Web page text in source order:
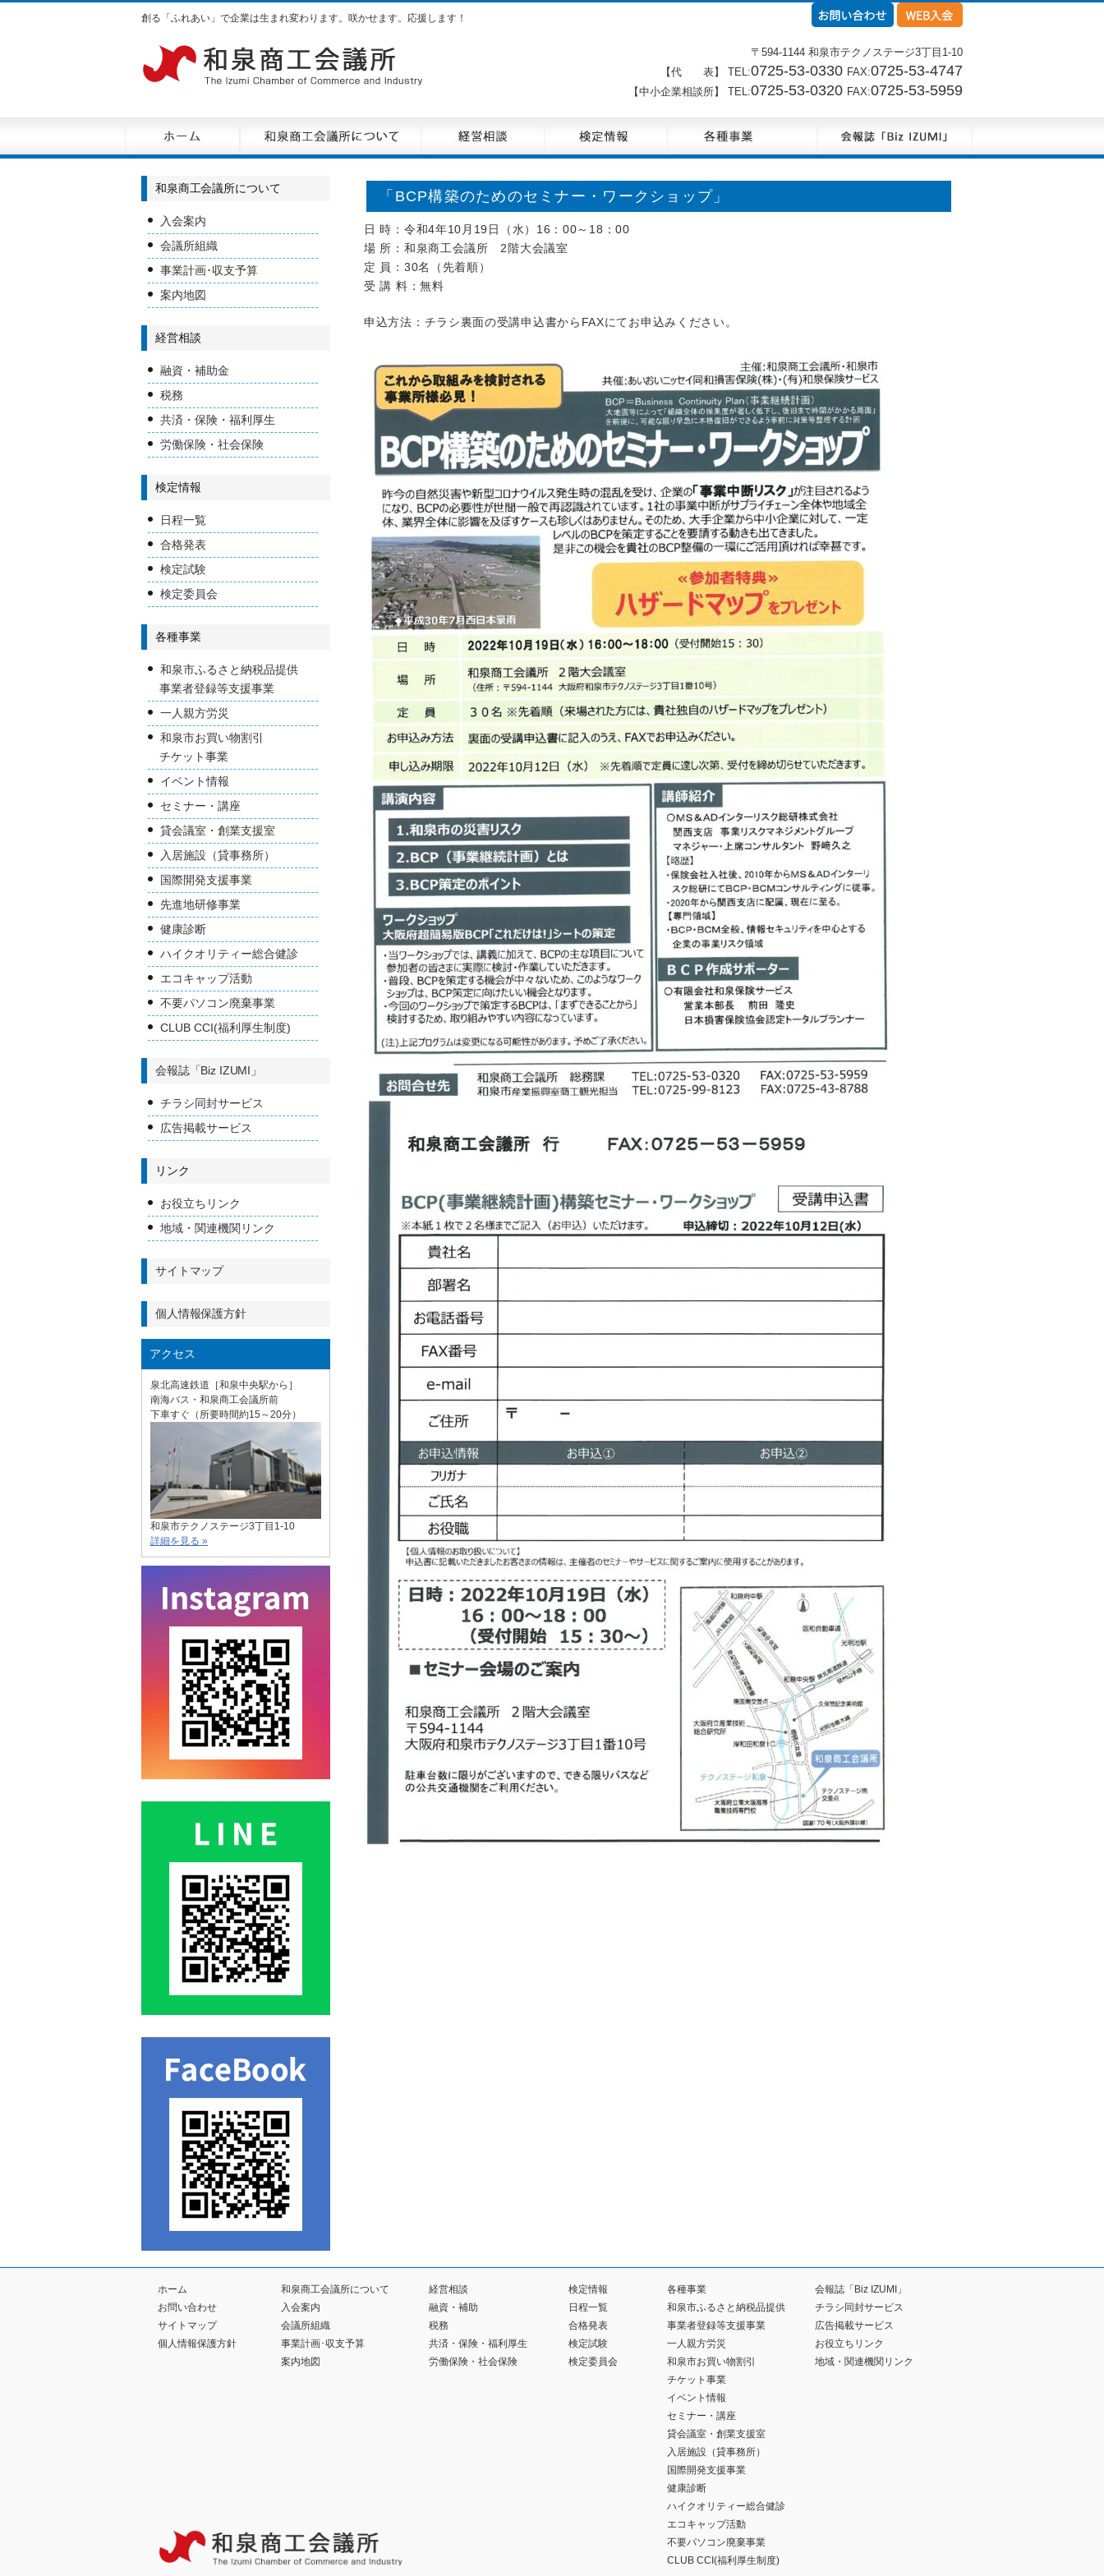
創る「ふれあい」で企業は生まれ変わります。咲かせます。応援します！
〒594-1144 和泉市テクノステージ3丁目1-10
【代 表】 TEL:0725-53-0330 FAX:0725-53-4747
【中小企業相談所】 TEL:0725-53-0320 FAX:0725-53-5959
「BCP構築のためのセミナー・ワークショップ」
日 時：令和4年10月19日（水）16：00～18：00
場 所：和泉商工会議所 2階大会議室
定 員：30名（先着順）
受 講 料：無料
申込方法：チラシ裏面の受講申込書からFAXにてお申込みください。
和泉商工会議所について
入会案内
会議所組織
事業計画･収支予算
案内地図
経営相談
融資・補助金
税務
共済・保険・福利厚生
労働保険・社会保険
検定情報
日程一覧
合格発表
検定試験
検定委員会
各種事業
和泉市ふるさと納税品提供
事業者登録等支援事業
一人親方労災
和泉市お買い物割引
チケット事業
イベント情報
セミナー・講座
貸会議室・創業支援室
入居施設（貸事務所）
国際開発支援事業
先進地研修事業
健康診断
ハイクオリティー総合健診
エコキャップ活動
不要パソコン廃棄事業
CLUB CCI(福利厚生制度)
会報誌「Biz IZUMI」
チラシ同封サービス
広告掲載サービス
リンク
お役立ちリンク
地域・関連機関リンク
サイトマップ
個人情報保護方針
アクセス
泉北高速鉄道［和泉中央駅から］
南海バス・和泉商工会議所前
下車すぐ（所要時間約15～20分）
和泉市テクノステージ3丁目1-10
詳細を見る »
ホーム
お問い合わせ
サイトマップ
個人情報保護方針
和泉商工会議所について
入会案内
会議所組織
事業計画･収支予算
案内地図
経営相談
融資・補助
税務
共済・保険・福利厚生
労働保険・社会保険
検定情報
日程一覧
合格発表
検定試験
検定委員会
各種事業
和泉市ふるさと納税品提供
事業者登録等支援事業
一人親方労災
和泉市お買い物割引
チケット事業
イベント情報
セミナー・講座
貸会議室・創業支援室
入居施設（貸事務所）
国際開発支援事業
健康診断
ハイクオリティー総合健診
エコキャップ活動
不要パソコン廃棄事業
CLUB CCI(福利厚生制度)
会報誌「Biz IZUMI」
チラシ同封サービス
広告掲載サービス
お役立ちリンク
地域・関連機関リンク